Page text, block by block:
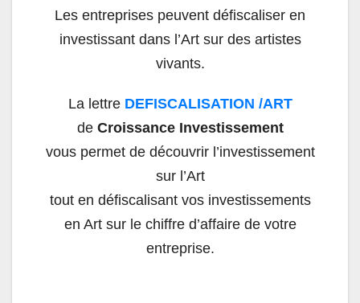
Les entreprises peuvent défiscaliser en
investissant dans l’Art sur des artistes
vivants.
La lettre DEFISCALISATION /ART
deCroissance Investissement
vous permet de découvrir l’investissement
sur l’Art
tout en défiscalisant vos investissements
en Art sur le chiffre d’affaire de votre
entreprise.